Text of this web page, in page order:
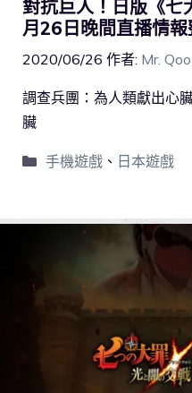
對抗巨人！日版《七
月26日晚間直播情報
2020/06/26 作者: Mr. Qoo
調查兵團：為人類獻出心
臟
手機遊戲、 日本遊戲